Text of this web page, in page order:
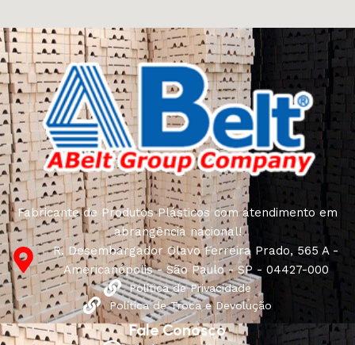
Fabricante de Produtos Plásticos com atendimento em
abrangência nacional!
R. Desembargador Olavo Ferreira Prado, 565 A -
Americanópolis - São Paulo - SP - 04427-000
Política de Privacidade
Política de Troca e Devolução
Fale Conosco